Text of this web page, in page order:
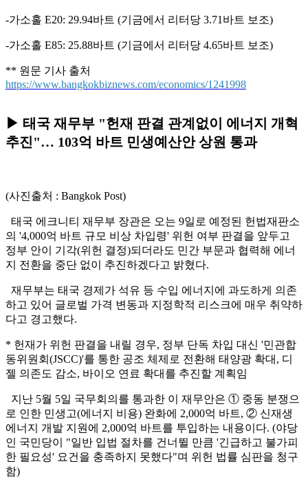
-가소홀 E20: 29.94바트 (기금에서 리터당 3.71바트 보조)
-가소홀 E85: 25.88바트 (기금에서 리터당 4.65바트 보조)
** 원문 기사 출처
https://www.bangkokbiznews.com/economics/1241998
▶ 태국 재무부 "헌재 판결 관계없이 에너지 개혁
추진"… 103억 바트 민생예산안 상원 통과
(사진출처 : Bangkok Post)
태국 에크니티 재무부 장관은 오는 9일로 예정된 헌법재판소
의 '4,000억 바트 규모 비상 차입령' 위헌 여부 판결을 앞두고
정부 안이 기각(위헌 결정)되더라도 민간 부문과 협력해 에너
지 전환을 중단 없이 추진하겠다고 밝혔다.
재무부는 태국 경제가 석유 등 수입 에너지에 과도하게 의존
하고 있어 글로벌 가격 변동과 지정학적 리스크에 매우 취약하
다고 경고했다.
* 헌재가 위헌 판결을 내릴 경우, 정부 단독 차입 대신 '민관합
동위원회(JSCC)'를 통한 공조 체제로 전환해 태양광 확대, 디
젤 의존도 감소, 바이오 연료 확대를 추진할 계획임
지난 5월 5일 국무회의를 통과한 이 재무안은 ① 중동 분쟁으
로 인한 민생고(에너지 비용) 완화에 2,000억 바트, ② 신재생
에너지 개발 지원에 2,000억 바트를 투입하는 내용이다. (야당
인 국민당이 "일반 입법 절차를 건너뛸 만큼 '긴급하고 불가피
한 필요성' 요건을 충족하지 못했다"며 위헌 법률 심판을 청구
함)